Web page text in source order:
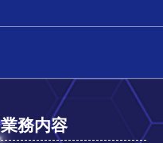
業務内容